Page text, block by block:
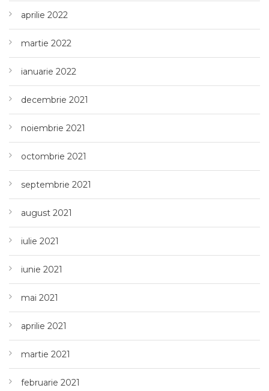
aprilie 2022
martie 2022
ianuarie 2022
decembrie 2021
noiembrie 2021
octombrie 2021
septembrie 2021
august 2021
iulie 2021
iunie 2021
mai 2021
aprilie 2021
martie 2021
februarie 2021